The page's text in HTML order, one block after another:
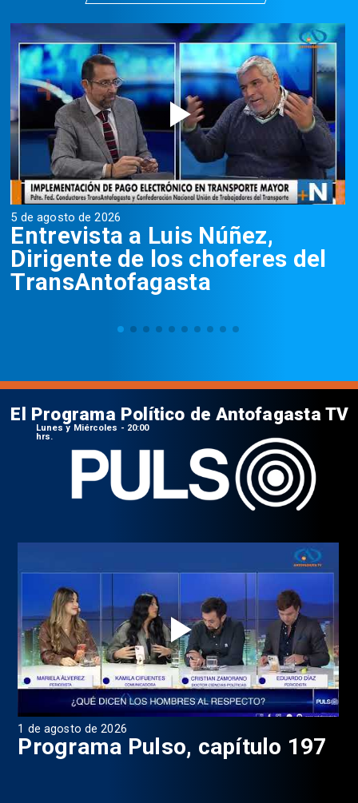
5 de agosto de 2026
Entrevista a Luis Núñez,
Dirigente de los choferes del
TransAntofagasta
1 de agosto de 2026
Programa Pulso, capítulo 197
El Programa Político de Antofagasta TV
Lunes y Miércoles - 20:00
hrs.